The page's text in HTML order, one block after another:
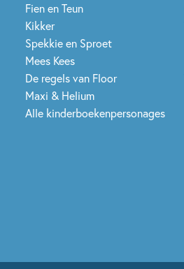
Fien en Teun
Kikker
Spekkie en Sproet
Mees Kees
De regels van Floor
Maxi & Helium
Alle kinderboekenpersonages